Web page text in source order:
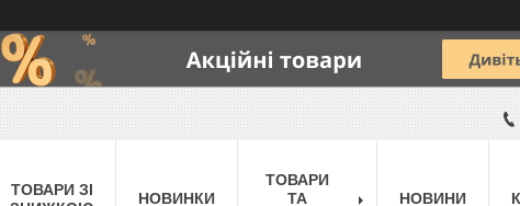
ТОВАРИ ЗІ
НОВИНКИ
ТОВАРИ
ТА
НОВИНИ